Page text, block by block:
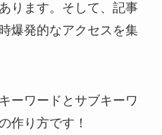
ります。そして、記事
爆発的なアクセスを集
ーワードとサブキーワ
作り方です！